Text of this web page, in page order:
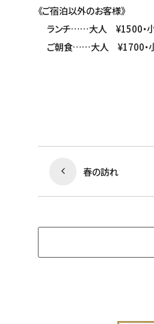
《ご宿泊以外のお客様》
ランチ……大人 ¥1500・小
ご朝食……大人 ¥1700・
春の訪れ